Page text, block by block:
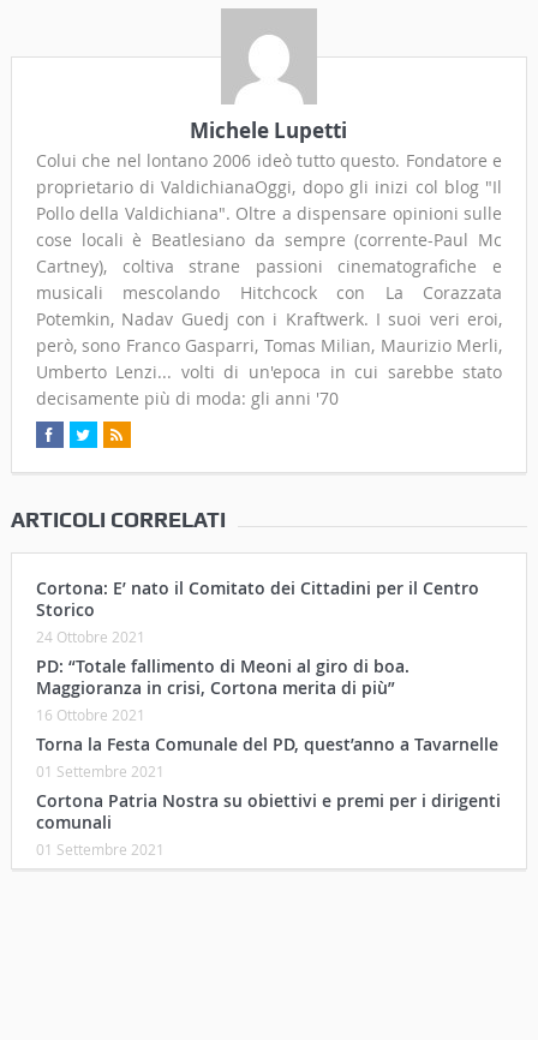
Michele Lupetti
Colui che nel lontano 2006 ideò tutto questo. Fondatore e
proprietario di ValdichianaOggi, dopo gli inizi col blog "Il
Pollo della Valdichiana". Oltre a dispensare opinioni sulle
cose locali è Beatlesiano da sempre (corrente-Paul Mc
Cartney), coltiva strane passioni cinematografiche e
musicali mescolando Hitchcock con La Corazzata
Potemkin, Nadav Guedj con i Kraftwerk. I suoi veri eroi,
però, sono Franco Gasparri, Tomas Milian, Maurizio Merli,
Umberto Lenzi... volti di un'epoca in cui sarebbe stato
decisamente più di moda: gli anni '70
ARTICOLI CORRELATI
Cortona: E’ nato il Comitato dei Cittadini per il Centro
Storico
24 Ottobre 2021
PD: “Totale fallimento di Meoni al giro di boa.
Maggioranza in crisi, Cortona merita di più”
16 Ottobre 2021
Torna la Festa Comunale del PD, quest’anno a Tavarnelle
01 Settembre 2021
Cortona Patria Nostra su obiettivi e premi per i dirigenti
comunali
01 Settembre 2021